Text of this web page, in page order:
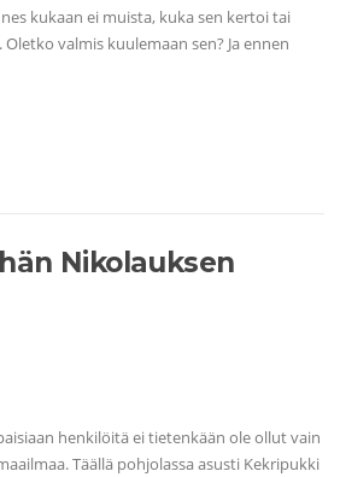
kukaan ei muista, kuka sen kertoi tai
valmis kuulemaan sen? Ja ennen
Nikolauksen
henkilöitä ei tietenkään ole ollut vain
Täällä pohjolassa asusti Kekripukki